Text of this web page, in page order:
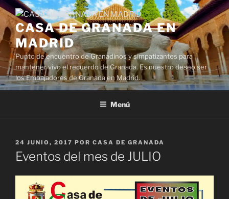
Saltar
al
contenido
CASA DE GRANADA EN
MADRID
Punto de encuentro de Granadinos y simpatizantes para
mantener vivo el recuerdo de Granada. Es nuestro deseo ser
los Embajadores de Granada en Madrid.
Menú
PUBLICADO
EL
24 JUNIO, 2017 POR CASA DE GRANADA
Eventos del mes de JULIO